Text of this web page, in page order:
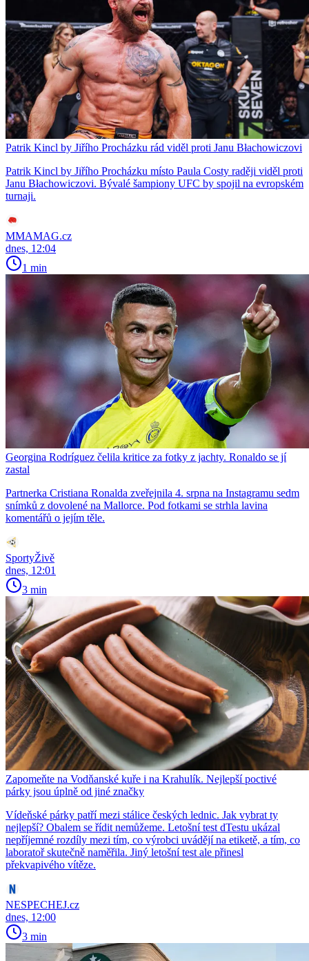
Patrik Kincl by Jiřího Procházku rád viděl proti Janu Błachowiczovi
Patrik Kincl by Jiřího Procházku místo Paula Costy raději viděl proti
Janu Błachowiczovi. Bývalé šampiony UFC by spojil na evropském
turnaji.
MMAMAG.cz
dnes, 12:04
1 min
Georgina Rodríguez čelila kritice za fotky z jachty. Ronaldo se jí
zastal
Partnerka Cristiana Ronalda zveřejnila 4. srpna na Instagramu sedm
snímků z dovolené na Mallorce. Pod fotkami se strhla lavina
komentářů o jejím těle.
SportyŽivě
dnes, 12:01
3 min
Zapomeňte na Vodňanské kuře i na Krahulík. Nejlepší poctivé
párky jsou úplně od jiné značky
Vídeňské párky patří mezi stálice českých lednic. Jak vybrat ty
nejlepší? Obalem se řídit nemůžeme. Letošní test dTestu ukázal
nepříjemné rozdíly mezi tím, co výrobci uvádějí na etiketě, a tím, co
laboratoř skutečně naměřila. Jiný letošní test ale přinesl
překvapivého vítěze.
NESPECHEJ.cz
dnes, 12:00
3 min